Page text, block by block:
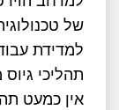
של
למדידת
תהליכי גיוס
אין כמעט